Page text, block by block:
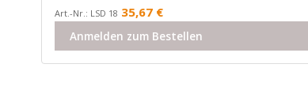
Art.-Nr.: LSD 18 35,67 €
Anmelden zum Bestellen